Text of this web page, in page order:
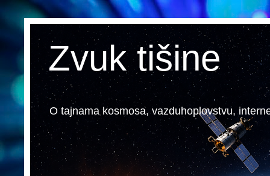
Zvuk tišine
O tajnama kosmosa, vazduhoplovstvu,